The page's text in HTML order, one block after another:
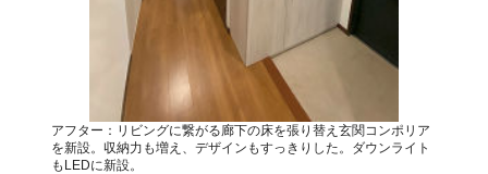
アフター：リビングに繋がる廊下の床を張り替え玄関コンポリア
を新設。収納力も増え、デザインもすっきりした。ダウンライト
もLEDに新設。